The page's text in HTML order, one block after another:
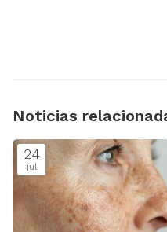
Noticias
24
jul